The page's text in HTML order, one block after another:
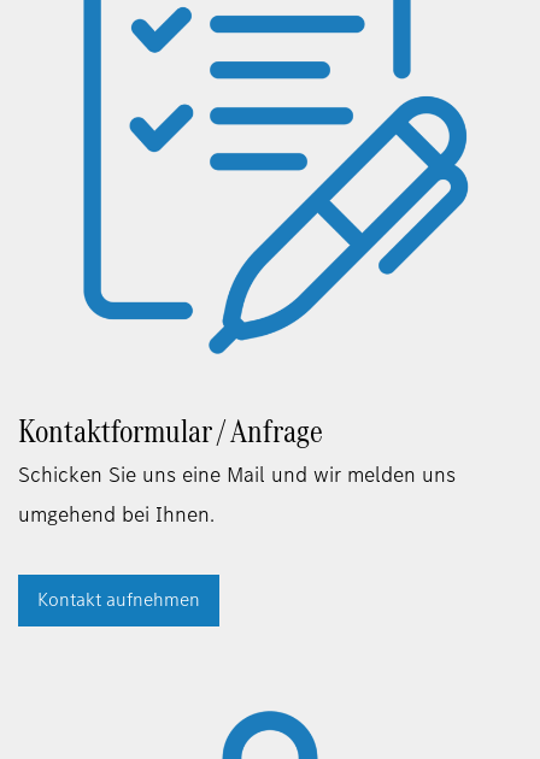
Kontaktformular / Anfrage
Schicken Sie uns eine Mail und wir melden uns
umgehend bei Ihnen.
Kontakt aufnehmen